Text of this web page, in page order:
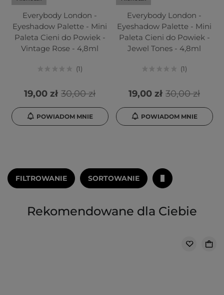
Everybody London -
Eyeshadow Palette - Mini
Paleta Cieni do Powiek -
Vintage Rose - 4,8ml
1
30,00 zł
19,00 zł
POWIADOM MNIE
Everybody London -
Eyeshadow Palette - Mini
Paleta Cieni do Powiek -
Jewel Tones - 4,8ml
1
30,00 zł
19,00 zł
POWIADOM MNIE
FILTROWANIE SORTOWANIE
Rekomendowane dla Ciebie